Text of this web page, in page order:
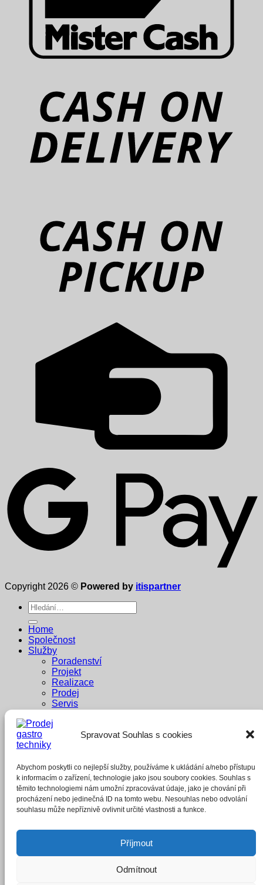
Spravovat Souhlas s cookies
Abychom poskytli co nejlepší služby, používáme k ukládání a/nebo přístupu
k informacím o zařízení, technologie jako jsou soubory cookies. Souhlas s
těmito technologiemi nám umožní zpracovávat údaje, jako je chování při
procházení nebo jedinečná ID na tomto webu. Nesouhlas nebo odvolání
souhlasu může nepříznivě ovlivnit určité vlastnosti a funkce.
Příjmout
Odmítnout
Copyright 2026 © Powered by itispartner
Hledat:
Home
Společnost
Služby
Poradenství
Projekt
Realizace
Prodej
Servis
Reference
Penzion Pastouška
Whisky Bar
E-shop
Přihlášení
Heslo*Povinné